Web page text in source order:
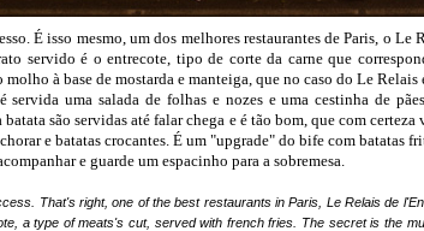
É isso mesmo, um dos melhores restaurantes de Paris, o
servido é o entrecote, tipo de corte da carne que
molho à base de mostarda e manteiga, que no caso do Le
servida uma salada de folhas e nozes e uma cestinha de
batata são servidas até falar chega e é tão bom, que com
e batatas crocantes. É um "upgrade" do bife com batatas
e guarde um espacinho para a sobremesa.
That's right, one of the best restaurants in Paris , Le Relais de l'
, a type ofmeats'scut, served with frenchfries The secret is the